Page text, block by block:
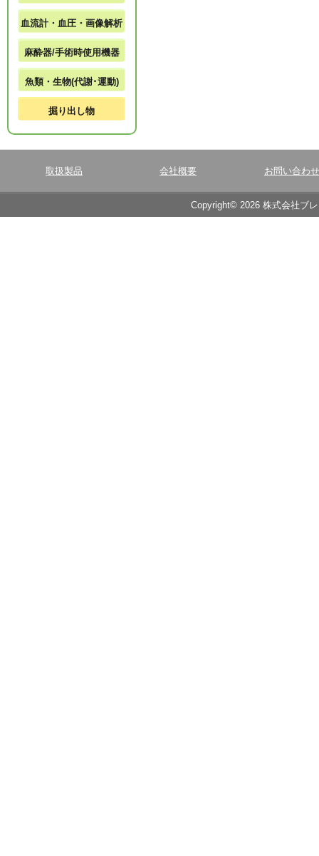
血流計・血圧・画像解析
麻酔器/手術時使用機器
魚類・生物(代謝･運動)
掘り出し物
取扱製品 会社概要 お問い合わせ
Copyright© 2026 株式会社ブ